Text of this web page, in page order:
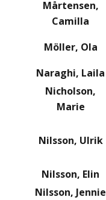
Mårtensen,
Camilla
Möller, Ola
Naraghi, Laila
Nicholson,
Marie
Nilsson, Ulrik
Nilsson, Elin
Nilsson, Jennie